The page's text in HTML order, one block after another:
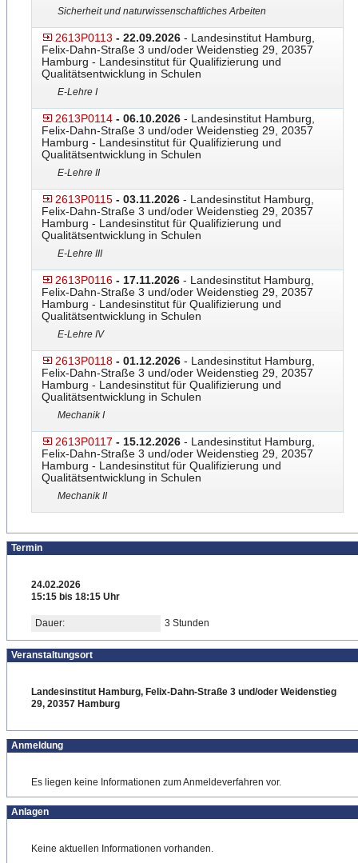
Sicherheit und naturwissenschaftliches Arbeiten
2613P0113 - 22.09.2026 - Landesinstitut Hamburg,
Felix-Dahn-Straße 3 und/oder Weidenstieg 29, 20357
Hamburg - Landesinstitut für Qualifizierung und
Qualitätsentwicklung in Schulen
E-Lehre I
2613P0114 - 06.10.2026 - Landesinstitut Hamburg,
Felix-Dahn-Straße 3 und/oder Weidenstieg 29, 20357
Hamburg - Landesinstitut für Qualifizierung und
Qualitätsentwicklung in Schulen
E-Lehre II
2613P0115 - 03.11.2026 - Landesinstitut Hamburg,
Felix-Dahn-Straße 3 und/oder Weidenstieg 29, 20357
Hamburg - Landesinstitut für Qualifizierung und
Qualitätsentwicklung in Schulen
E-Lehre III
2613P0116 - 17.11.2026 - Landesinstitut Hamburg,
Felix-Dahn-Straße 3 und/oder Weidenstieg 29, 20357
Hamburg - Landesinstitut für Qualifizierung und
Qualitätsentwicklung in Schulen
E-Lehre IV
2613P0118 - 01.12.2026 - Landesinstitut Hamburg,
Felix-Dahn-Straße 3 und/oder Weidenstieg 29, 20357
Hamburg - Landesinstitut für Qualifizierung und
Qualitätsentwicklung in Schulen
Mechanik I
2613P0117 - 15.12.2026 - Landesinstitut Hamburg,
Felix-Dahn-Straße 3 und/oder Weidenstieg 29, 20357
Hamburg - Landesinstitut für Qualifizierung und
Qualitätsentwicklung in Schulen
Mechanik II
Termin
24.02.2026
15:15 bis 18:15 Uhr
Dauer: 3 Stunden
Veranstaltungsort
Landesinstitut Hamburg, Felix-Dahn-Straße 3 und/oder Weidenstieg
29, 20357 Hamburg
Anmeldung
Es liegen keine Informationen zum Anmeldeverfahren vor.
Anlagen
Keine aktuellen Informationen vorhanden.